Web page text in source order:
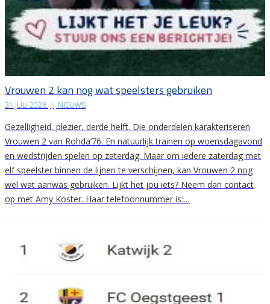
Vrouwen 2 kan nog wat speelsters gebruiken
31 JULI 2026 | NIEUWS
Gezelligheid, plezier, derde helft. Die onderdelen karakteriseren
Vrouwen 2 van Rohda’76. En natuurlijk trainen op woensdagavond
en wedstrijden spelen op zaterdag. Maar om iedere zaterdag met
elf speelster binnen de lijnen te verschijnen, kan Vrouwen 2 nog
wel wat aanwas gebruiken. Lijkt het jou iets? Neem dan contact
op met Amy Koster. Haar telefoonnummer is:…